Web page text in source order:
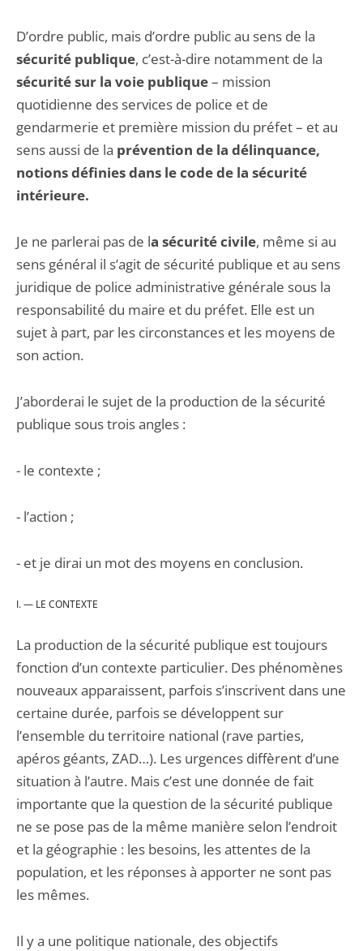
D’ordre public, mais d’ordre public au sens de la
sécurité publique, c’est-à-dire notam­ment de la
sécurité sur la voie publique– mission
quotidienne des services de police et de
gendarmerie et première mission du préfet – et au
sens aussi de la prévention de la délinquance,
notions définies dans le code de la sécurité
intérieure.
Je ne parlerai pas de la sécurité civile, même si au
sens général il s’agit de sécurité publique et au sens
juridique de police administrative générale sous la
responsabilité du maire et du préfet. Elle est un
sujet à part, par les circonstances et les moyens de
son action.
J’aborderai le sujet de la production de la sécurité
publique sous trois angles :
- le contexte ;
- l’action ;
- et je dirai un mot des moyens en conclusion.
I. — LE CONTEXTE
La production de la sécurité publique est toujours
fonction d’un contexte particulier. Des phénomènes
nouveaux apparaissent, parfois s’inscrivent dans une
certaine durée, parfois se développent sur
l’ensemble du territoire national (rave parties,
apéros géants, ZAD…). Les urgences diffèrent d’une
situation à l’autre. Mais c’est une donnée de fait
importante que la question de la sécurité publique
ne se pose pas de la même manière selon l’endroit
et la géogra­phie : les besoins, les attentes de la
population, et les réponses à apporter ne sont pas
les mêmes.
Il y a une politique nationale, des objectifs